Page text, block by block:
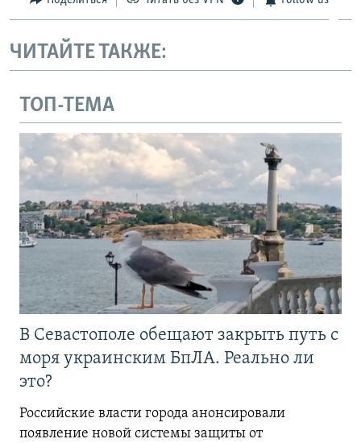
ЧИТАЙТЕ ТАКЖЕ:
ТОП-ТЕМА
В Севастополе обещают закрыть путь с
моря украинским БпЛА. Реально ли
это?
Российские власти города анонсировали
появление новой системы защиты от